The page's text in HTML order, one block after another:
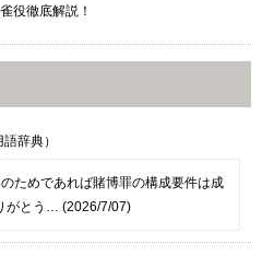
役徹底解説！
辞典）
ためであれば賭博罪の構成要件は成
がとう… (2026/7/07)